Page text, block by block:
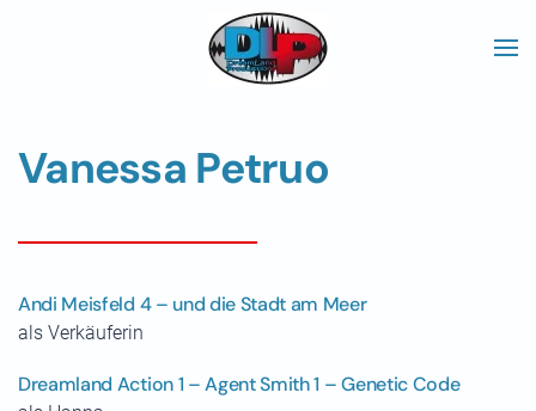
Skip to main content
Vanessa Petruo
Andi Meisfeld 4 – und die Stadt am Meer
als Verkäuferin
Dreamland Action 1 – Agent Smith 1 – Genetic Code